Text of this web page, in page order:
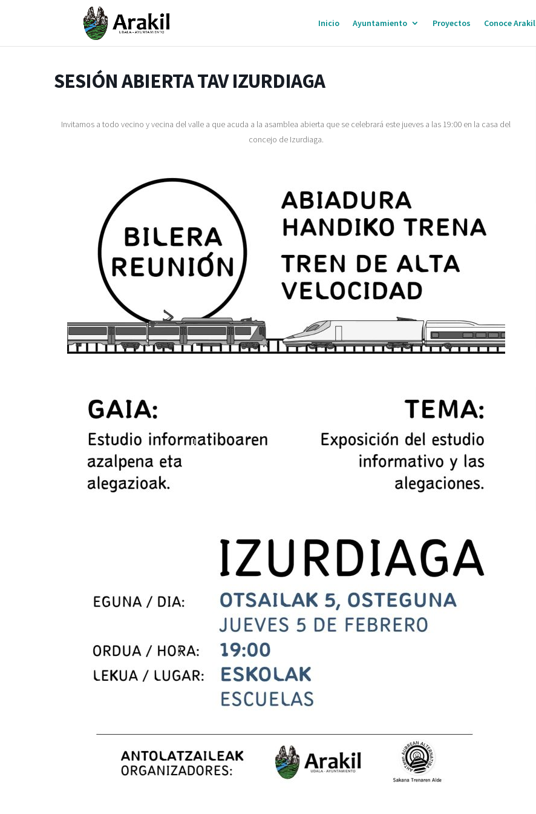
Inicio Ayuntamiento Proyectos Conoce Arakil
SESIÓN ABIERTA TAV IZURDIAGA
Invitamos a todo vecino y vecina del valle a que acuda a la asamblea abierta que se celebrará este jueves a las 19:00 en la casa del
concejo de Izurdiaga.